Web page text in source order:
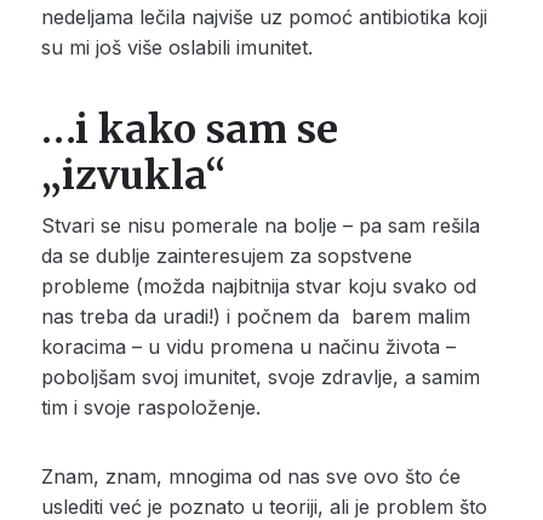
nedeljama lečila najviše uz pomoć antibiotika koji
su mi još više oslabili imunitet.
…i kako sam se
„izvukla“
Stvari se nisu pomerale na bolje – pa sam rešila
da se dublje zainteresujem za sopstvene
probleme (možda najbitnija stvar koju svako od
nas treba da uradi!) i počnem da barem malim
koracima – u vidu promena u načinu života –
poboljšam svoj imunitet, svoje zdravlje, a samim
tim i svoje raspoloženje.
Znam, znam, mnogima od nas sve ovo što će
uslediti već je poznato u teoriji, ali je problem što